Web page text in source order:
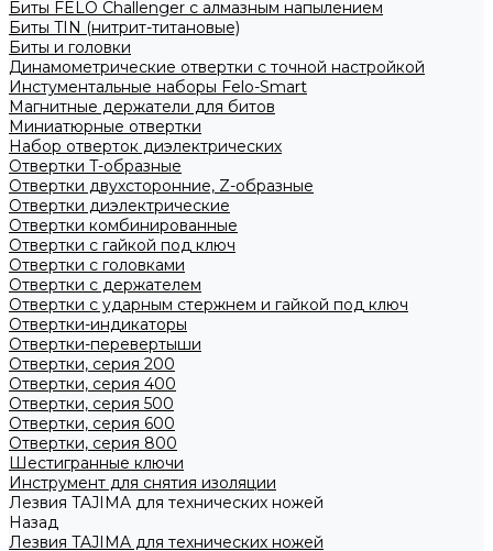
Биты FELO Challenger с алмазным напылением
Биты TIN (нитрит-титановые)
Биты и головки
Динамометрические отвертки с точной настройкой
Инстументальные наборы Felo-Smart
Магнитные держатели для битов
Миниатюрные отвертки
Набор отверток диэлектрических
Отвертки T-образные
Отвертки двухсторонние, Z-образные
Отвертки диэлектрические
Отвертки комбинированные
Отвертки с гайкой под ключ
Отвертки с головками
Отвертки с держателем
Отвертки с ударным стержнем и гайкой под ключ
Отвертки-индикаторы
Отвертки-перевертыши
Отвертки, серия 200
Отвертки, серия 400
Отвертки, серия 500
Отвертки, серия 600
Отвертки, серия 800
Шестигранные ключи
Инструмент для снятия изоляции
Лезвия TAJIMA для технических ножей
Назад
Лезвия TAJIMA для технических ножей